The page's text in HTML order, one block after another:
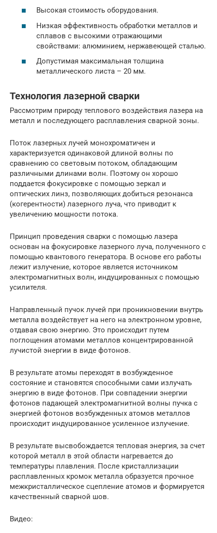
Высокая стоимость оборудования.
Низкая эффективность обработки металлов и
сплавов с высокими отражающими
свойствами: алюминием, нержавеющей сталью.
Допустимая максимальная толщина
металлического листа – 20 мм.
Технология лазерной сварки
Рассмотрим природу теплового воздействия лазера на
металл и последующего расплавления сварной зоны.
Поток лазерных лучей монохроматичен и
характеризуется одинаковой длиной волны по
сравнению со световым потоком, обладающим
различными длинами волн. Поэтому он хорошо
поддается фокусировке с помощью зеркал и
оптических линз, позволяющих добиться резонанса
(когерентности) лазерного луча, что приводит к
увеличению мощности потока.
Принцип проведения сварки с помощью лазера
основан на фокусировке лазерного луча, полученного с
помощью квантового генератора. В основе его работы
лежит излучение, которое является источником
электромагнитных волн, индуцированных с помощью
усилителя.
Направленный пучок лучей при проникновении внутрь
металла воздействует на него на электронном уровне,
отдавая свою энергию. Это происходит путем
поглощения атомами металлов концентрированной
лучистой энергии в виде фотонов.
В результате атомы переходят в возбужденное
состояние и становятся способными сами излучать
энергию в виде фотонов. При совпадении энергии
фотонов падающей электромагнитной волны пучка с
энергией фотонов возбужденных атомов металлов
происходит индуцированное усиленное излучение.
В результате высвобождается тепловая энергия, за счет
которой металл в этой области нагревается до
температуры плавления. После кристаллизации
расплавленных кромок металла образуется прочное
межкристаллическое сцепление атомов и формируется
качественный сварной шов.
Видео: